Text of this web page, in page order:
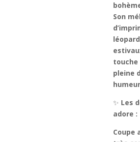
Son
pleine
✨ Les
adore :
Coupe